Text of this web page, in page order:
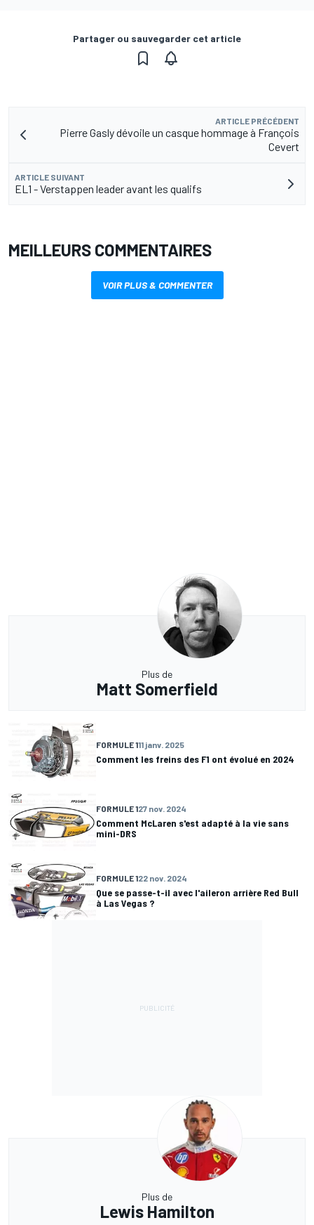
Partager ou sauvegarder cet article
ARTICLE PRÉCÉDENT
Pierre Gasly dévoile un casque hommage à François
Cevert
ARTICLE SUIVANT
EL1 - Verstappen leader avant les qualifs
MEILLEURS COMMENTAIRES
VOIR PLUS & COMMENTER
Plus de
Matt Somerfield
FORMULE 111 janv. 2025
Comment les freins des F1 ont évolué en 2024
FORMULE 127 nov. 2024
Comment McLaren s'est adapté à la vie sans
mini-DRS
FORMULE 122 nov. 2024
Que se passe-t-il avec l'aileron arrière Red Bull
à Las Vegas ?
Plus de
Lewis Hamilton